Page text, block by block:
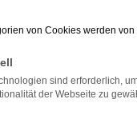
ist ein Fehler
paar Tipps, die dir
deine Firewall und
von Cookies werden
sind erforderlich,
der Webseite zu